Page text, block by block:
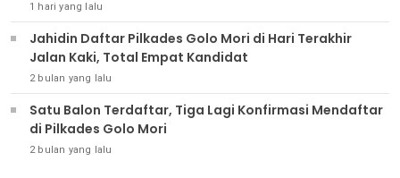
1 hari yang lalu
Jahidin Daftar Pilkades Golo Mori di Hari Terakhir
Jalan Kaki, Total Empat Kandidat
2 bulan yang lalu
Satu Balon Terdaftar, Tiga Lagi Konfirmasi Mendaftar
di Pilkades Golo Mori
2 bulan yang lalu